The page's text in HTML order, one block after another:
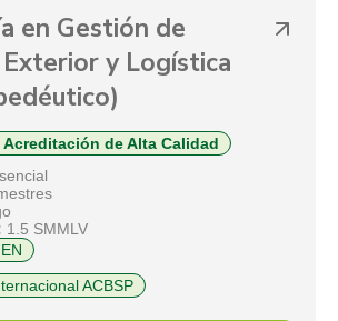
Tecnología en
Comercio Exterior
(ciclo
SNIES 101909 Acreditación
Acreditación Internacional